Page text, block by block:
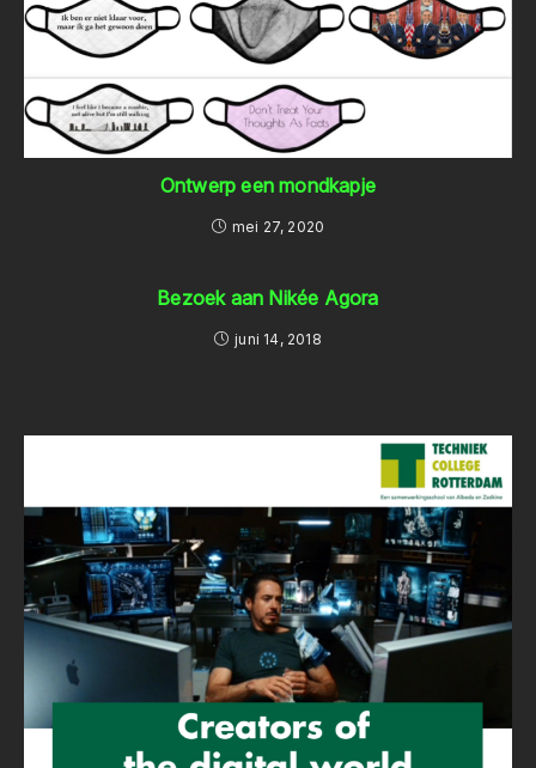
Ontwerp een mondkapje
mei 27, 2020
Bezoek aan Nikée Agora
juni 14, 2018